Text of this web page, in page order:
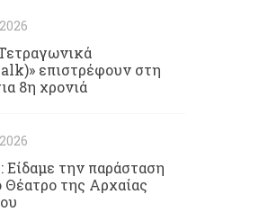
επιστρέφουν στη
8η χρονιά
Είδαμε την παράσταση
Θέατρο της Αρχαίας